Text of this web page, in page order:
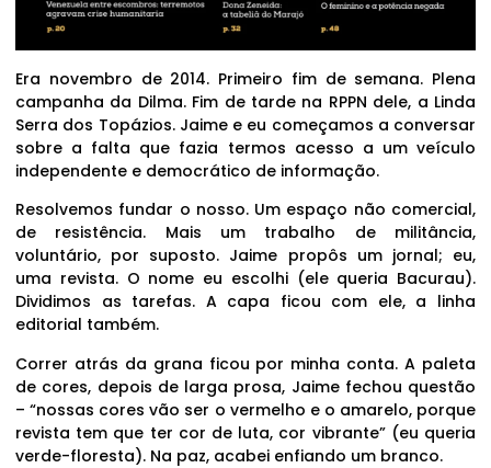
Era novembro de 2014. Primeiro fim de semana. Plena
campanha da Dilma. Fim de tarde na RPPN dele, a Linda
Serra dos Topázios. Jaime e eu começamos a conversar
sobre a falta que fazia termos acesso a um veículo
independente e democrático de informação.
Resolvemos fundar o nosso. Um espaço não comercial,
de resistência. Mais um trabalho de militância,
voluntário, por suposto. Jaime propôs um jornal; eu,
uma revista. O nome eu escolhi (ele queria Bacurau).
Dividimos as tarefas. A capa ficou com ele, a linha
editorial também.
Correr atrás da grana ficou por minha conta. A paleta
de cores, depois de larga prosa, Jaime fechou questão
– “nossas cores vão ser o vermelho e o amarelo, porque
revista tem que ter cor de luta, cor vibrante” (eu queria
verde-floresta). Na paz, acabei enfiando um branco.